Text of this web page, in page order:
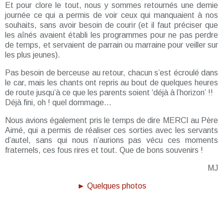
Et pour clore le tout, nous y sommes retournés une demie
journée ce qui a permis de voir ceux qui manquaient à nos
souhaits, sans avoir besoin de courir (et il faut préciser que
les aînés avaient établi les programmes pour ne pas perdre
de temps, et servaient de parrain ou marraine pour veiller sur
les plus jeunes).
Pas besoin de berceuse au retour, chacun s’est écroulé dans
le car, mais les chants ont repris au bout de quelques heures
de route jusqu’à ce que les parents soient ‘déjà à l’horizon’ !!
Déjà fini, oh ! quel dommage…
Nous avions également pris le temps de dire MERCI au Père
Aimé, qui a permis de réaliser ces sorties avec les servants
d’autel, sans qui nous n’aurions pas vécu ces moments
fraternels, ces fous rires et tout. Que de bons souvenirs !
MJ
► Quelques photos